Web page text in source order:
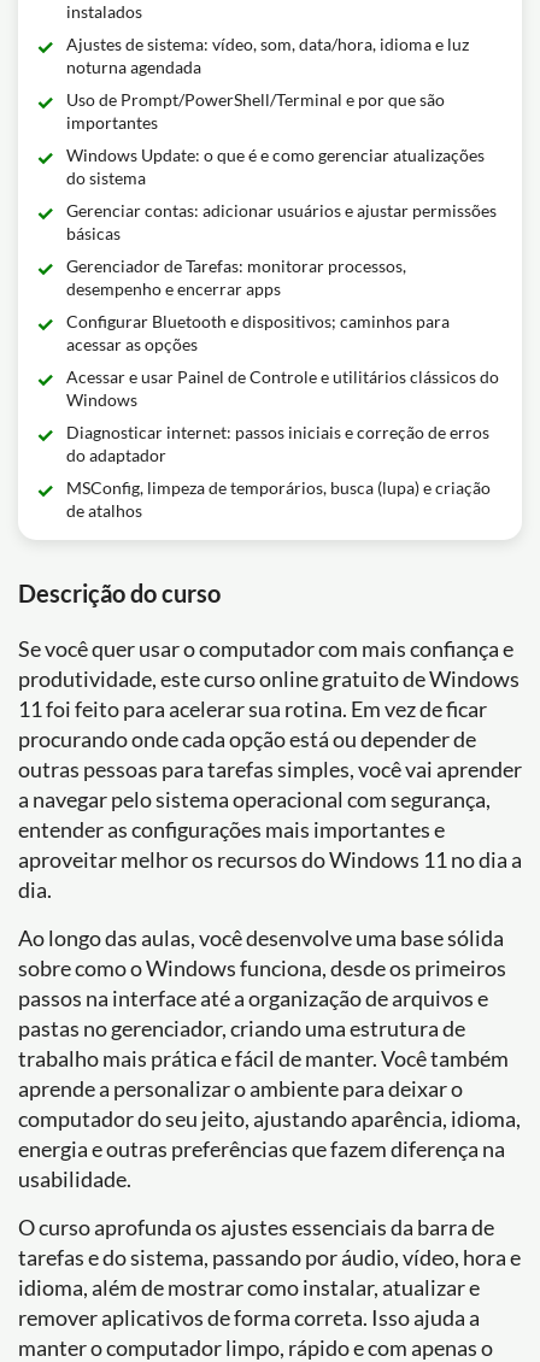
instalados
Ajustes de sistema: vídeo, som, data/hora, idioma e luz
noturna agendada
Uso de Prompt/PowerShell/Terminal e por que são
importantes
Windows Update: o que é e como gerenciar atualizações
do sistema
Gerenciar contas: adicionar usuários e ajustar permissões
básicas
Gerenciador de Tarefas: monitorar processos,
desempenho e encerrar apps
Configurar Bluetooth e dispositivos; caminhos para
acessar as opções
Acessar e usar Painel de Controle e utilitários clássicos do
Windows
Diagnosticar internet: passos iniciais e correção de erros
do adaptador
MSConfig, limpeza de temporários, busca (lupa) e criação
de atalhos
Descrição do curso
Se você quer usar o computador com mais confiança e
produtividade, este curso online gratuito de Windows
11 foi feito para acelerar sua rotina. Em vez de ficar
procurando onde cada opção está ou depender de
outras pessoas para tarefas simples, você vai aprender
a navegar pelo sistema operacional com segurança,
entender as configurações mais importantes e
aproveitar melhor os recursos do Windows 11 no dia a
dia.
Ao longo das aulas, você desenvolve uma base sólida
sobre como o Windows funciona, desde os primeiros
passos na interface até a organização de arquivos e
pastas no gerenciador, criando uma estrutura de
trabalho mais prática e fácil de manter. Você também
aprende a personalizar o ambiente para deixar o
computador do seu jeito, ajustando aparência, idioma,
energia e outras preferências que fazem diferença na
usabilidade.
O curso aprofunda os ajustes essenciais da barra de
tarefas e do sistema, passando por áudio, vídeo, hora e
idioma, além de mostrar como instalar, atualizar e
remover aplicativos de forma correta. Isso ajuda a
manter o computador limpo, rápido e com apenas o